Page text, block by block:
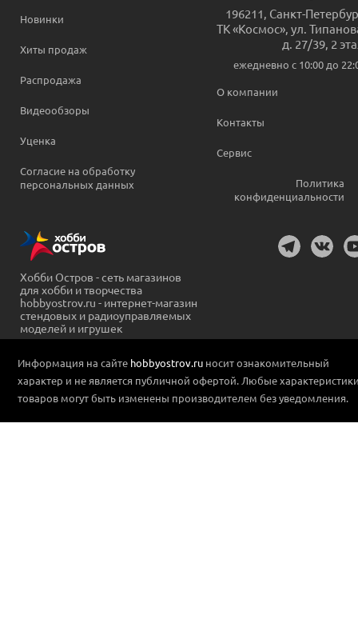
Новинки
Хиты продаж
Распродажа
Видеообзоры
Уценка
Согласие на обработку
персональных данных
196211 Санкт-
ТК «Космос», ул.
д. 27/39, 2
ежедневно c 10:00 до
О компании
Контакты
Сервис
Политика
конфиденциальности
Хобби Остров - сеть магазинов
для хобби и творчества
hobbyostrov.ru - интернет-магазин
стендовых и радиоуправляемых
моделей и игрушек
Информация на сайте hobbyostrov.ru носит ознакомительный
характер и не является публичной офертой. Любые
товаров могут быть изменены производителем без уведомления.